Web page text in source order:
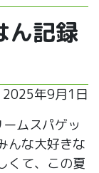
ん記録
2025年9月1日
ムスパゲッ
んな大好きな
くて、この夏